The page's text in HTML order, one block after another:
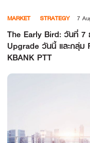
content
MARKET STRATEGY 7
The Early Bird: วันที่ 7
Upgrade วันนี้ และกลุ่ม
KBANK PTT